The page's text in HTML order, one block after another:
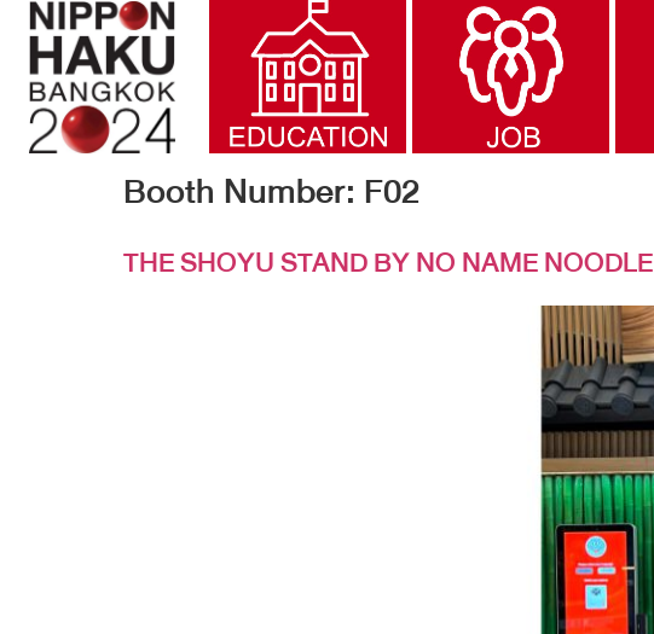
Booth Number: F02
THE SHOYU STAND BY NO NAME NOODLE